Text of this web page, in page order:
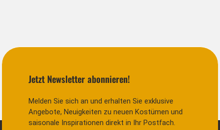
Jetzt Newsletter abonnieren!
Melden Sie sich an und erhalten Sie exklusive
Angebote, Neuigkeiten zu neuen Kostümen und
saisonale Inspirationen direkt in Ihr Postfach.